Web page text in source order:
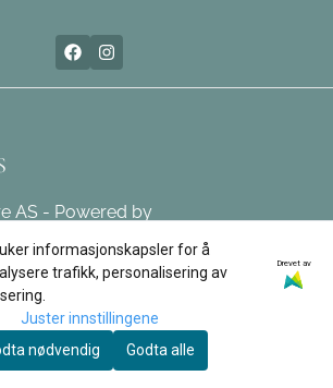
AS - Powered by
informasjonskapsler for å
trafikk, personalisering av
Drevet av
Juster innstillingene
nødvendig
Godta alle